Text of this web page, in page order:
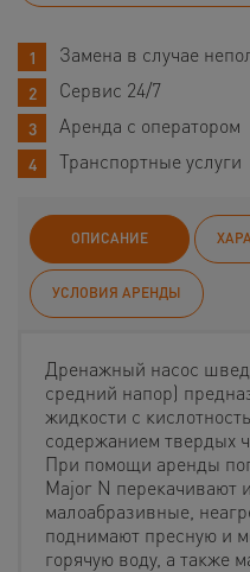
Замена в случае
Сервис 24/7
Аренда с оператором
Транспортные услуги
ОПИСАНИЕ
УСЛОВИЯ АРЕНДЫ
Дренажный насос
средний напор)
жидкости с
содержанием твердых
При помощи аренды
Major N перекачивают
малоабразивные,
поднимают пресную и
горячую воду, а также